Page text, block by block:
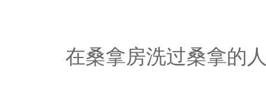
在桑拿房洗过桑拿的